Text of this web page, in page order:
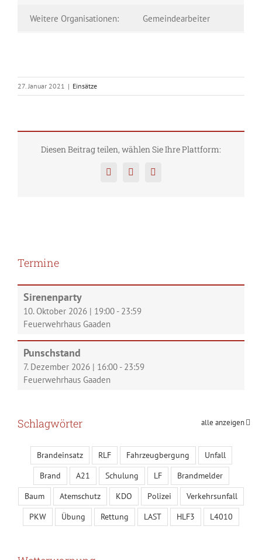
Weitere Organisationen: Gemeindearbeiter
27. Januar 2021 | Einsätze
Diesen Beitrag teilen, wählen Sie Ihre Plattform:
FacebookTwitterPinterest
Termine
Sirenenparty
10. Oktober 2026 | 19:00 - 23:59
Feuerwehrhaus Gaaden
Punschstand
7. Dezember 2026 | 16:00 - 23:59
Feuerwehrhaus Gaaden
alle anzeigen
Schlagwörter
Brandeinsatz RLF Fahrzeugbergung
Unfall
Brand
A21 Schulung LF
Brandmelder
Baum
Atemschutz KDO Polizei
Verkehrsunfall
PKW
Übung Rettung LAST HLF3 L4010